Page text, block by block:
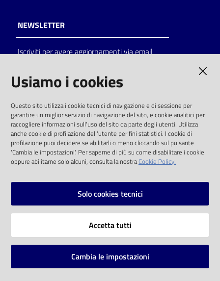
Catalogo
on line
Eventi
Chiedi al
bibliotecario
NEWSLETTER
Iscriviti per avere aggiornamenti via email
solo alle condizioni previste dalla direttiva
comunitaria 2003/98/CE e dal d.lgs. 36/2006
SOCIAL
Instagram
Vai alla pagina
Mappa del sito
Usiamo i cookies
Questo sito utilizza i cookie tecnici di navigazione e di sessione per
garantire un miglior servizio di navigazione del sito, e cookie analitici per
raccogliere informazioni sull'uso del sito da parte degli utenti. Utilizza
anche cookie di profilazione dell'utente per fini statistici. I cookie di
profilazione puoi decidere se abilitarli o meno cliccando sul pulsante
'Cambia le impostazioni'. Per saperne di più su come disabilitare i cookie
oppure abilitarne solo alcuni, consulta la nostraCookie Policy.
Solo cookies tecnici
Accetta tutti
Cambia le impostazioni